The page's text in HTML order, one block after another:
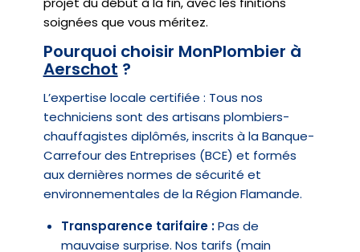
soignées que vous méritez.
Pourquoi choisir MonPlombier à
Aerschot ?
L’expertise locale certifiée : Tous nos
techniciens sont des artisans plombiers-
chauffagistes diplômés, inscrits à la Banque-
Carrefour des Entreprises (BCE) et formés
aux dernières normes de sécurité et
environnementales de la Région Flamande.
Transparence tarifaire :Pas de
mauvaise surprise. Nos tarifs (main